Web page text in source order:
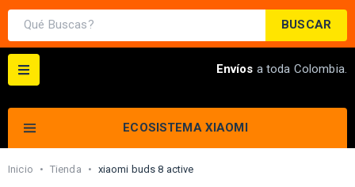
BUSCAR
ECOSISTEMA XIAOMI
Envíos a toda Colombia.
Inicio • Tienda • xiaomi buds 8 active